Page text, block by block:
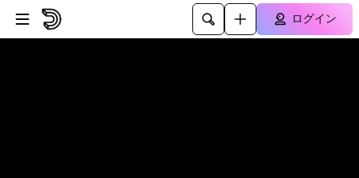
プレイヤーにスキップ
メインコンテンツにスキップ
ログイン